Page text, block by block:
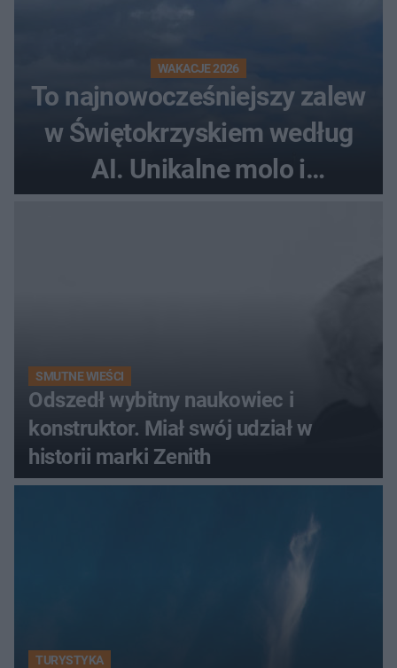
WAKACJE 2026
To najnowocześniejszy zalew
w Świętokrzyskiem według
AI. Unikalne molo i
promenada
SMUTNE WIEŚCI
Odszedł wybitny naukowiec i
konstruktor. Miał swój udział w
historii marki Zenith
TURYSTYKA